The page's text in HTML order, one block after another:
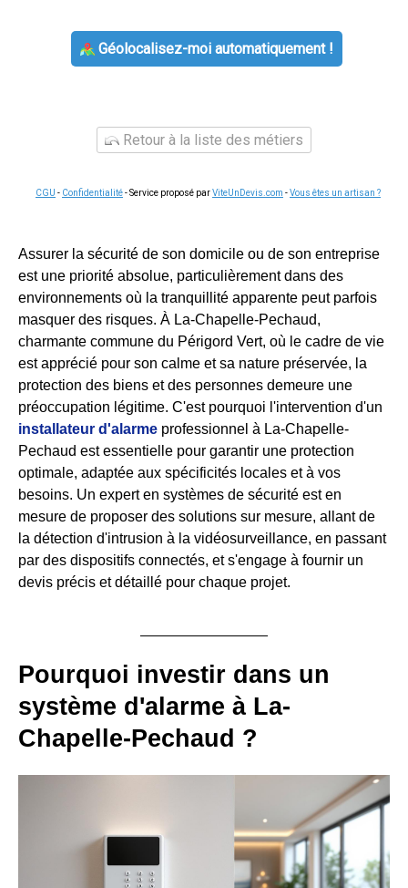
Géolocalisez-moi automatiquement !
Retour à la liste des métiers
CGU - Confidentialité- Service proposé parViteUnDevis.com -Vous êtes un artisan ?
Assurer la sécurité de son domicile ou de son entreprise
est une priorité absolue, particulièrement dans des
environnements où la tranquillité apparente peut parfois
masquer des risques. À La-Chapelle-Pechaud,
charmante commune du Périgord Vert, où le cadre de vie
est apprécié pour son calme et sa nature préservée, la
protection des biens et des personnes demeure une
préoccupation légitime. C'est pourquoi l'intervention d'un
installateur d'alarme professionnel à La-Chapelle-
Pechaud est essentielle pour garantir une protection
optimale, adaptée aux spécificités locales et à vos
besoins. Un expert en systèmes de sécurité est en
mesure de proposer des solutions sur mesure, allant de
la détection d'intrusion à la vidéosurveillance, en passant
par des dispositifs connectés, et s'engage à fournir un
devis précis et détaillé pour chaque projet.
Pourquoi investir dans un
système d'alarme à La-
Chapelle-Pechaud ?